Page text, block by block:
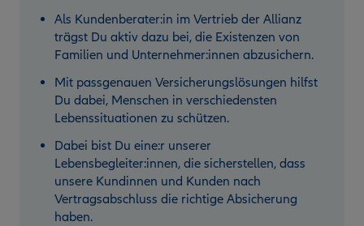
Als Kundenberater:in im Vertrieb der Allianz
trägst Du aktiv dazu bei, die Existenzen von
Familien und Unternehmer:innen abzusichern.
Mit passgenauen Versicherungslösungen hilfst
Du dabei, Menschen in verschiedensten
Lebenssituationen zu schützen.
Dabei bist Du eine:r unserer
Lebensbegleiter:innen, die sicherstellen, dass
unsere Kundinnen und Kunden nach
Vertragsabschluss die richtige Absicherung
haben.